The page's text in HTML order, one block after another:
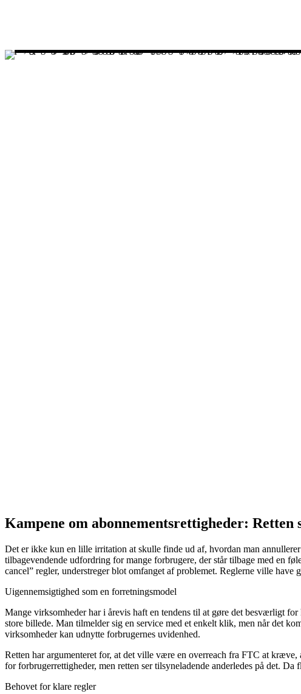
Kampene om abonnementsrettigheder:
Det er ikke kun en lille irritation at skulle finde ud af, hvordan man
tilbagevendende udfordring for mange forbrugere, der står tilbage med en
cancel” regler, understreger blot omfanget af problemet. Reglerne ville
Uigennemsigtighed som en forretningsmodel
Mange virksomheder har i årevis haft en tendens til at gøre det besværligt
store billede. Man tilmelder sig en service med et enkelt klik, men når det
virksomheder kan udnytte forbrugernes uvidenhed.
Retten har argumenteret for, at det ville være en overreach fra FTC at
for forbrugerrettigheder, men retten ser tilsyneladende anderledes på det.
Behovet for klare regler